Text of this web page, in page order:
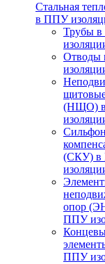
Стальная
в ППУ
Трубы
(НЩО)
(СКУ)
опор
ППУ
ППУ